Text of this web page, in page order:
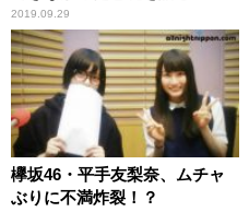
2019.09.29
欅坂46・平手友梨奈、ムチャ
ぶりに不満炸裂！？